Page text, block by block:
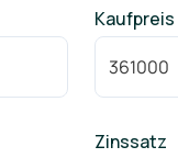
Kaufpreis
Zinssatz